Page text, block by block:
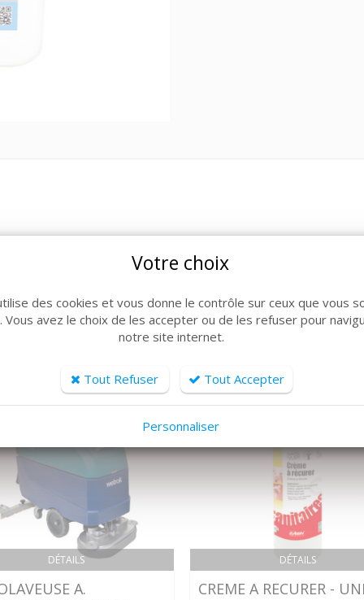
ARTICLES CONNEXES
de produits, découvrez également ces produits
DÉTAILS
A.
DÉTAILS
CREME A RECURER -
Votre choix
des cookies et vous donne le contrôle sur ceux que vous
Vous avez le choix de les accepter ou de les refuser pour
notre site internet.
Tout Refuser Tout Accepter
Personnaliser